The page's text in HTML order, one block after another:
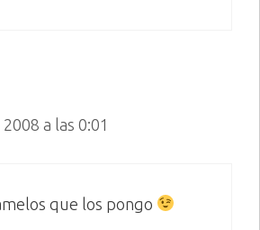
a las 0:01
que los pongo